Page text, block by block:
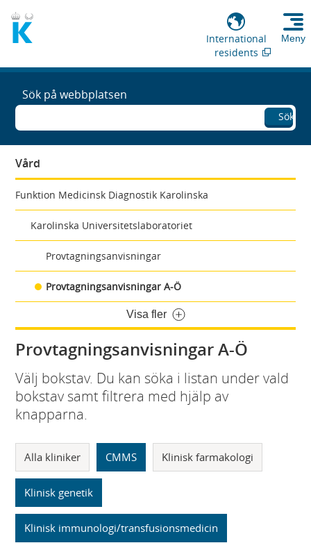
International
residents
Meny
Sök på webbplatsen
Sök
Vård
Funktion Medicinsk Diagnostik Karolinska
Karolinska Universitetslaboratoriet
Provtagningsanvisningar
Provtagningsanvisningar A-Ö
Visa fler
Provtagningsanvisningar A-Ö
Välj bokstav. Du kan söka i listan under vald
bokstav samt filtrera med hjälp av
knapparna.
Alla kliniker CMMS Klinisk farmakologi
Klinisk genetik
Klinisk immunologi/transfusionsmedicin